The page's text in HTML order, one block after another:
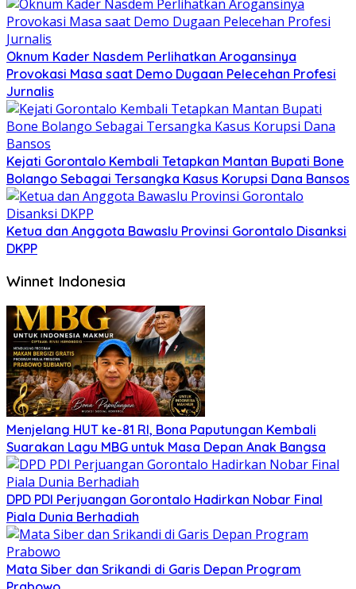
Oknum Kader Nasdem Perlihatkan Arogansinya
Provokasi Masa saat Demo Dugaan Pelecehan Profesi
Jurnalis
Kejati Gorontalo Kembali Tetapkan Mantan Bupati Bone
Bolango Sebagai Tersangka Kasus Korupsi Dana Bansos
Ketua dan Anggota Bawaslu Provinsi Gorontalo Disanksi
DKPP
Winnet Indonesia
Menjelang HUT ke-81 RI, Bona Paputungan Kembali
Suarakan Lagu MBG untuk Masa Depan Anak Bangsa
DPD PDI Perjuangan Gorontalo Hadirkan Nobar Final
Piala Dunia Berhadiah
Mata Siber dan Srikandi di Garis Depan Program